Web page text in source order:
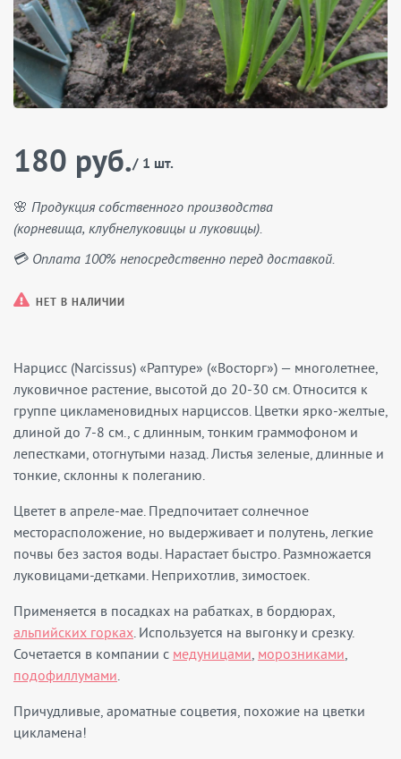
180 руб./ 1 шт.
🌸 Продукция собственного производства
(корневища, клубнелуковицы и луковицы).
💳 Оплата 100% непосредственно перед доставкой.
НЕТ В НАЛИЧИИ
Нарцисс (Narcissus) «Раптуре» («Восторг») — многолетнее,
луковичное растение, высотой до 20-30 см. Относится к
группе цикламеновидных нарциссов. Цветки ярко-желтые,
длиной до 7-8 см., с длинным, тонким граммофоном и
лепестками, отогнутыми назад. Листья зеленые, длинные и
тонкие, склонны к полеганию.
Цветет в апреле-мае. Предпочитает солнечное
месторасположение, но выдерживает и полутень, легкие
почвы без застоя воды. Нарастает быстро. Размножается
луковицами-детками. Неприхотлив, зимостоек.
Применяется в посадках на рабатках, в бордюрах,
альпийских горках. Используется на выгонку и срезку.
Сочетается в компании с медуницами, морозниками,
подофиллумами.
Причудливые, ароматные соцветия, похожие на цветки
цикламена!